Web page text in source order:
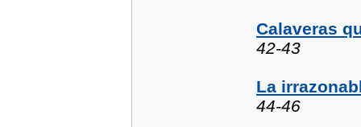
Calaveras
42-43
La
44-46